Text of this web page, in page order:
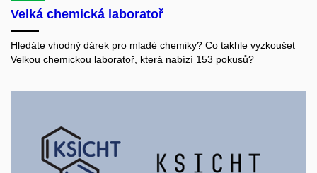
Velká chemická laboratoř
Hledáte vhodný dárek pro mladé chemiky? Co takhle vyzkoušet
Velkou chemickou laboratoř, která nabízí 153 pokusů?